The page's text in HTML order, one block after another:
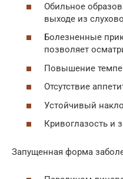
Обильное
выходе из
Болезненные
позволяет
Повышение
Отсутствие
Устойчивый
Кривоглазость и
Запущенная форма